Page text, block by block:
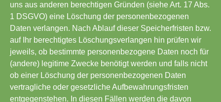
uns aus anderen berechtigen Gründen (siehe Art. 17 Abs.
1 DSGVO) eine Löschung der personenbezogenen
Daten verlangen. Nach Ablauf dieser Speicherfristen bzw.
auf Ihr berechtigtes Löschungsverlangen hin prüfen wir
jeweils, ob bestimmte personenbezogene Daten noch für
(andere) legitime Zwecke benötigt werden und falls nicht
ob einer Löschung der personenbezogenen Daten
vertragliche oder gesetzliche Aufbewahrungsfristen
entgegenstehen. In diesen Fällen werden die davon